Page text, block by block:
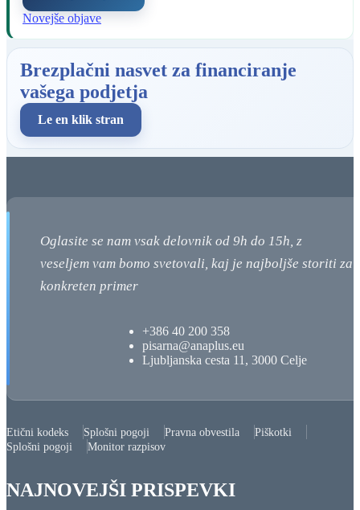
Novejše objave
Brezplačni nasvet za financiranje
vašega podjetja
Le en klik stran
Oglasite se nam vsak delovnik od 9h do 15h, z
veseljem vam bomo svetovali, kaj je najboljše storiti za
konkreten primer
+386 40 200 358
pisarna@anaplus.eu
Ljubljanska cesta 11, 3000 Celje
Etični kodeks Splošni pogoji Pravna obvestila
Piškotki
Splošni pogoji
Monitor razpisov
NAJNOVEJŠI PRISPEVKI